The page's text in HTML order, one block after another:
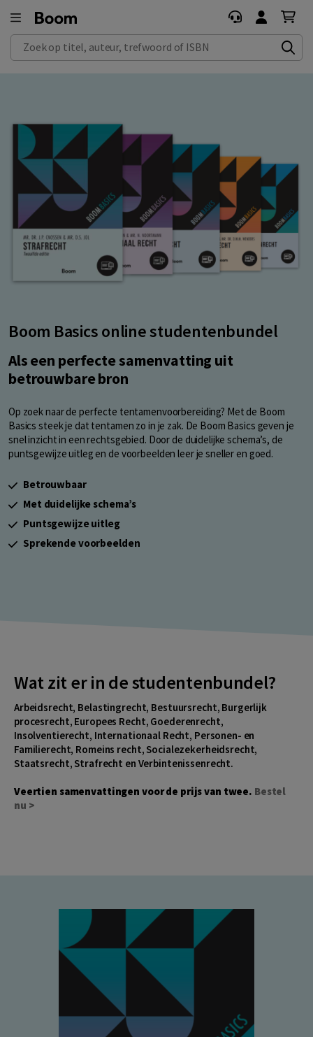
Zoek op titel, auteur, trefwoord of ISBN
Boom Basics online studentenbundel
Als een perfecte samenvatting uit
betrouwbare bron
Op zoek naar de perfecte tentamenvoorbereiding? Met de Boom
Basics steek je dat tentamen zo in je zak. De Boom Basics geven je
snel inzicht in een rechtsgebied. Door de duidelijke schema’s, de
puntsgewijze uitleg en de voorbeelden leer je sneller en goed.
Betrouwbaar
Met duidelijke schema’s
Puntsgewijze uitleg
Sprekende voorbeelden
Wat zit er in de studentenbundel?
Arbeidsrecht, Belastingrecht, Bestuursrecht, Burgerlijk
procesrecht, Europees Recht, Goederenrecht,
Insolventierecht, Internationaal Recht, Personen- en
Familierecht, Romeins recht, Socialezekerheidsrecht,
Staatsrecht, Strafrecht en Verbintenissenrecht.
Veertien samenvattingen voor de prijs van twee. Bestel
nu >